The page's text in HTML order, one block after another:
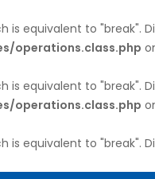
is equivalent to "break".
operations.class.php
is equivalent to "break".
operations.class.php
is equivalent to "break".